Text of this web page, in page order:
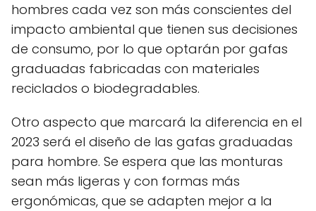
hombres cada vez son más conscientes del
impacto ambiental que tienen sus decisiones
de consumo, por lo que optarán por gafas
graduadas fabricadas con materiales
reciclados o biodegradables.
Otro aspecto que marcará la diferencia en el
2023 será el diseño de las gafas graduadas
para hombre. Se espera que las monturas
sean más ligeras y con formas más
ergonómicas, que se adapten mejor a la